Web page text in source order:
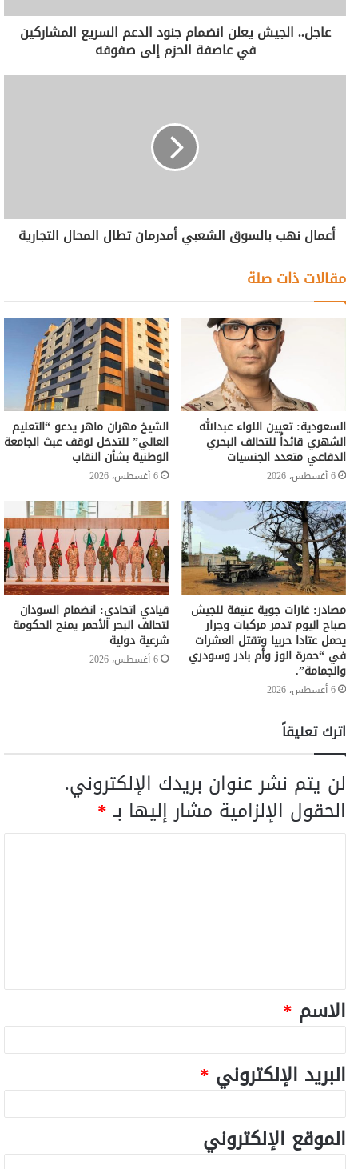
عاجل.. الجيش يعلن انضمام جنود الدعم السريع المشاركين
في عاصفة الحزم إلى صفوفه
أعمال نهب بالسوق الشعبي أمدرمان تطال المحال التجارية
مقالات ذات صلة
السعودية: تعيين اللواء عبدالله
الشهري قائداً للتحالف البحري
الدفاعي متعدد الجنسيات
6 أغسطس، 2026
الشيخ مهران ماهر يدعو “التعليم
العالي” للتدخل لوقف عبث الجامعة
الوطنية بشأن النقاب
6 أغسطس، 2026
مصادر: غارات جوية عنيفة للجيش
صباح اليوم تدمر مركبات وجرار
يحمل عتادا حربيا وتقتل العشرات
في “حمرة الوز وأم بادر وسودري
والجمامة”.
6 أغسطس، 2026
قيادي اتحادي: انضمام السودان
لتحالف البحر الأحمر يمنح الحكومة
شرعية دولية
6 أغسطس، 2026
اترك تعليقاً
لن يتم نشر عنوان بريدك الإلكتروني.
الحقول الإلزامية مشار إليها بـ*
الاسم *
البريد الإلكتروني *
الموقع الإلكتروني